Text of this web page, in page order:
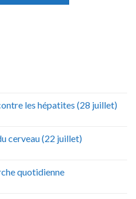
les hépatites (28 juillet)
cerveau (22 juillet)
quotidienne